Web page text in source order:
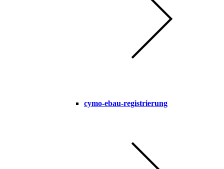
cymo-ebau-registrierung